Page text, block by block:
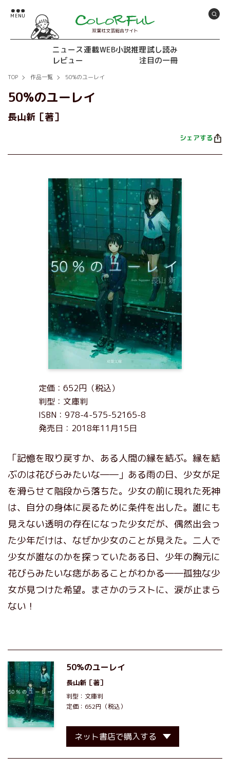
双葉社文芸総合サイト
ニュース連載WEB小説推理試し読み
レビュー
注目の一冊
TOP 作品一覧 50%のユーレイ
50%のユーレイ
長山新［著］
シェアする
定価：652円（税込）
判型：文庫判
ISBN：978-4-575-52165-8
発売日：2018年11月15日
「記憶を取り戻すか、ある人間の縁を結ぶ。縁を結
ぶのは花びらみたいな――」ある雨の日、少女が足
を滑らせて階段から落ちた。少女の前に現れた死神
は、自分の身体に戻るために条件を出した。誰にも
見えない透明の存在になった少女だが、偶然出会っ
た少年だけは、なぜか少女のことが見えた。二人で
少女が誰なのかを探っていたある日、少年の胸元に
花びらみたいな痣があることがわかる――孤独な少
女が見つけた希望。まさかのラストに、涙が止まら
ない！
50%のユーレイ
長山新 ［著］
判型：文庫判
定価：652円（税込）
ネット書店で購入する